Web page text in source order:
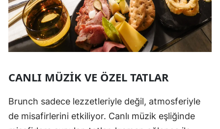
CANLI MÜZIK VE ÖZEL TATLAR
Brunch sadece lezzetleriyle değil, atmosferiyle
de misafirlerini etkiliyor. Canlı müzik eşliğinde